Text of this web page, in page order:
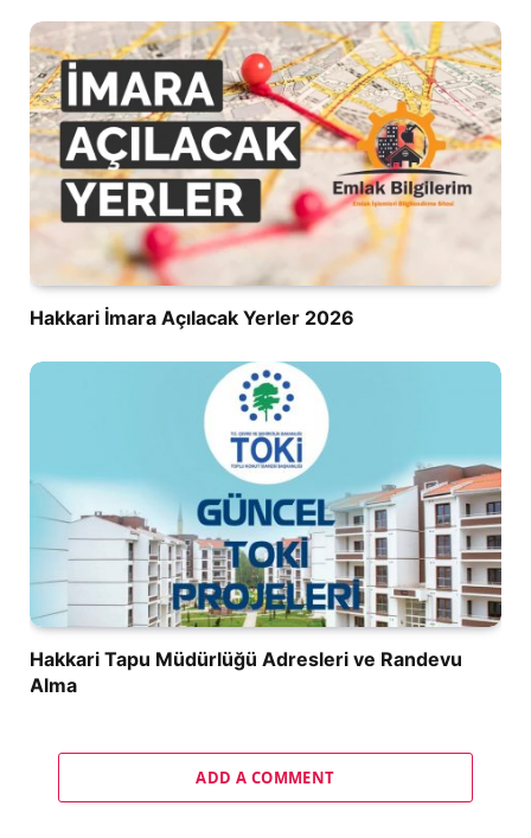
Hakkari İmara Açılacak Yerler 2026
Hakkari Tapu Müdürlüğü Adresleri ve Randevu
Alma
ADD A COMMENT